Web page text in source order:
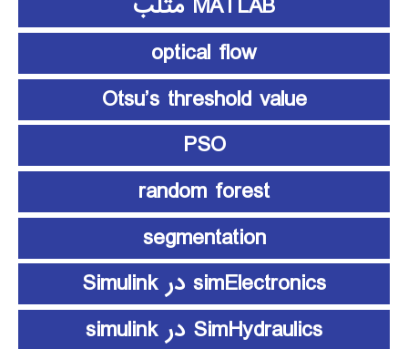
optical flow
Otsu’s threshold value
PSO
random forest
segmentation
simElectronics در Simulink
SimHydraulics در simulink